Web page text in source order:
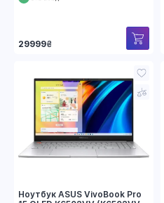
29999₴
Ноутбук ASUS VivoBook Pro